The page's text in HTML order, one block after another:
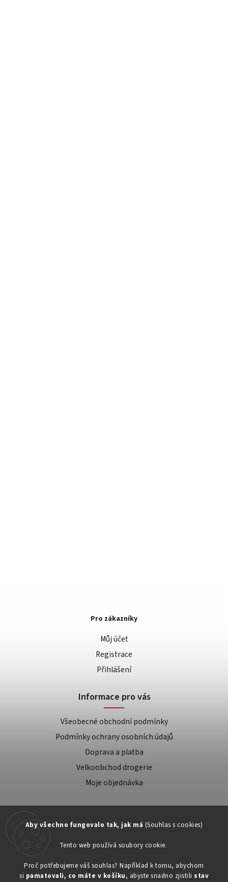
Aby všechno fungovalo tak, jak má (Souhlas s cookies)
Tento web používá soubory cookie.
Proč potřebujeme váš souhlas? Například k tomu, abychom
si pamatovali, co máte v košíku, abyste snadno zjistili stav
734603917
Pro zákazníky
Můj účet
Registrace
Přihlášení
Informace pro vás
Všeobecné obchodní podmínky
Podmínky ochrany osobních údajů
Doprava a platba
Velkoobchod drogerie
Moje objednávka